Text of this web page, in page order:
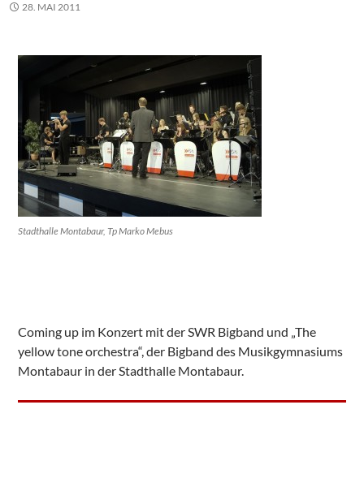
28. MAI 2011
Stadthalle Montabaur, Tp Marko Mebus
Coming up im Konzert mit der SWR Bigband und „The
yellow tone orchestra“, der Bigband des Musikgymnasiums
Montabaur in der Stadthalle Montabaur.